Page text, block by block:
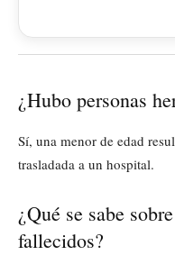
¿Hubo personas
Sí, una menor de edad
trasladada a un hospital.
¿Qué se sabe
fallecidos?